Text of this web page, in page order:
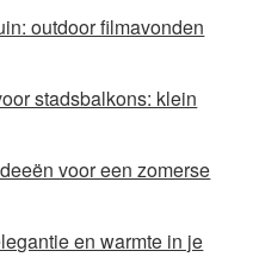
outdoor filmavonden
stadsbalkons: klein
voor een zomerse
en warmte in je